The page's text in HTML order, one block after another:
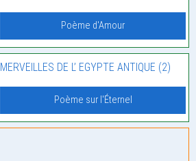
Poème d'Amour
MERVEILLES DE L’ EGYPTE ANTIQUE (2)
Poème sur l'Éternel